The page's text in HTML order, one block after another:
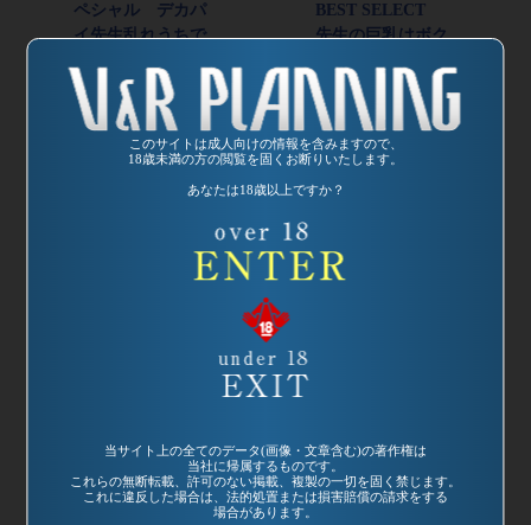
このサイトは成人向けの情報を含みますので、
18歳未満の方の閲覧を固くお断りいたします。
あなたは18歳以上ですか？
当サイト上の全てのデータ(画像・文章含む)の著作権は
当社に帰属するものです。
これらの無断転載、許可のない掲載、複製の一切を固く禁じます。
これに違反した場合は、法的処置または損害賠償の請求をする
場合があります。
ペシャル デカパ
イ先生乱れうちで
監督：カンパニー
松尾
BEST SELECT
先生の巨乳はボク
監督：カンパニー
松尾
ございます
監督：カンパニー
松尾